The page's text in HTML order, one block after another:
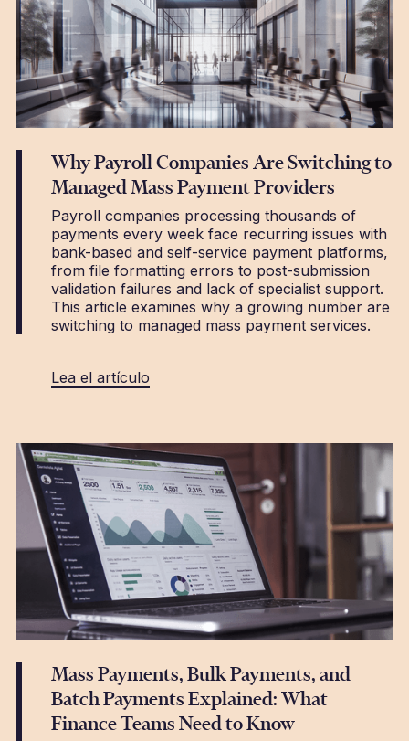
Why Payroll Companies Are Switching to
Managed Mass Payment Providers
Payroll companies processing thousands of
payments every week face recurring issues with
bank-based and self-service payment platforms,
from file formatting errors to post-submission
validation failures and lack of specialist support.
This article examines why a growing number are
switching to managed mass payment services.
Lea el artículo
Mass Payments, Bulk Payments, and
Batch Payments Explained: What
Finance Teams Need to Know